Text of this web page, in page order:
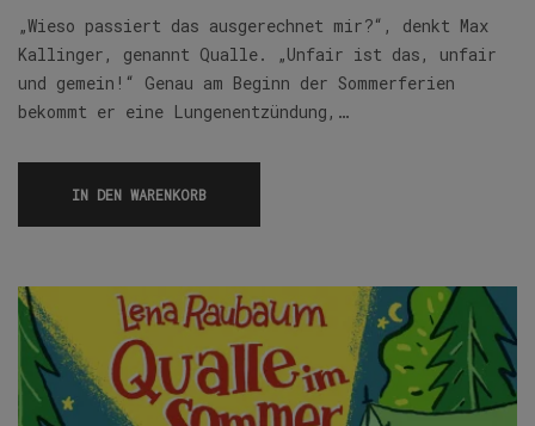
„Wieso passiert das ausgerechnet mir?“, denkt Max
Kallinger, genannt Qualle. „Unfair ist das, unfair
und gemein!“ Genau am Beginn der Sommerferien
bekommt er eine Lungenentzündung,…
IN DEN WARENKORB